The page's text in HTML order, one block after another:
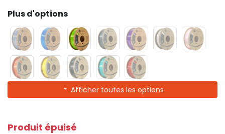
Plus d'options
Afficher toutes les options
Produit épuisé